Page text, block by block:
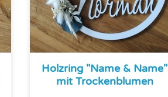
Holzring "Name & Name"
mit Trockenblumen